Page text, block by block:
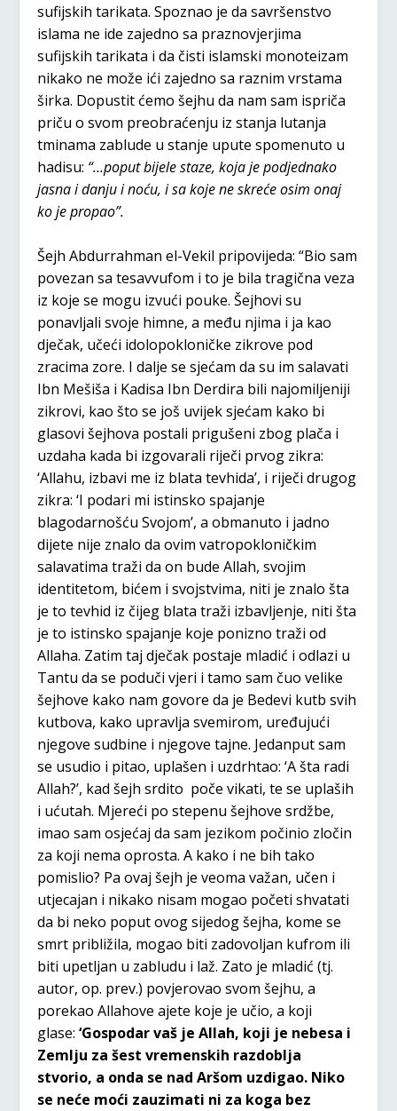
sufijskih tarikata. Spoznao je da savršenstvo
islama ne ide zajedno sa praznovjerjima
sufijskih tarikata i da čisti islamski monoteizam
nikako ne može ići zajedno sa raznim vrstama
širka. Dopustit ćemo šejhu da nam sam ispriča
priču o svom preobraćenju iz stanja lutanja
tminama zablude u stanje upute spomenuto u
hadisu: “…poput bijele staze, koja je podjednako
jasna i danju i noću, i sa koje ne skreće osim onaj
ko je propao”.
Šejh Abdurrahman el-Vekil pripovijeda: “Bio sam
povezan sa tesavvufom i to je bila tragična veza
iz koje se mogu izvući pouke. Šejhovi su
ponavljali svoje himne, a među njima i ja kao
dječak, učeći idolopokloničke zikrove pod
zracima zore. I dalje se sjećam da su im salavati
Ibn Mešiša i Kadisa Ibn Derdira bili najomiljeniji
zikrovi, kao što se još uvijek sjećam kako bi
glasovi šejhova postali prigušeni zbog plača i
uzdaha kada bi izgovarali riječi prvog zikra:
‘Allahu, izbavi me iz blata tevhida’, i riječi drugog
zikra: ‘I podari mi istinsko spajanje
blagodarnošću Svojom’, a obmanuto i jadno
dijete nije znalo da ovim vatropokloničkim
salavatima traži da on bude Allah, svojim
identitetom, bićem i svojstvima, niti je znalo šta
je to tevhid iz čijeg blata traži izbavljenje, niti šta
je to istinsko spajanje koje ponizno traži od
Allaha. Zatim taj dječak postaje mladić i odlazi u
Tantu da se poduči vjeri i tamo sam čuo velike
šejhove kako nam govore da je Bedevi kutb svih
kutbova, kako upravlja svemirom, uređujući
njegove sudbine i njegove tajne. Jedanput sam
se usudio i pitao, uplašen i uzdrhtao: ‘A šta radi
Allah?’, kad šejh srdito poče vikati, te se uplaših
i ućutah. Mjereći po stepenu šejhove srdžbe,
imao sam osjećaj da sam jezikom počinio zločin
za koji nema oprosta. A kako i ne bih tako
pomislio? Pa ovaj šejh je veoma važan, učen i
utjecajan i nikako nisam mogao početi shvatati
da bi neko poput ovog sijedog šejha, kome se
smrt približila, mogao biti zadovoljan kufrom ili
biti upetljan u zabludu i laž. Zato je mladić (tj.
autor, op. prev.) povjerovao svom šejhu, a
porekao Allahove ajete koje je učio, a koji
glase:‘Gospodar vaš je Allah, koji je nebesa i
Zemlju za šest vremenskih razdoblja
stvorio, a onda se nad Aršom uzdigao. Niko
se neće moći zauzimati ni za koga bez